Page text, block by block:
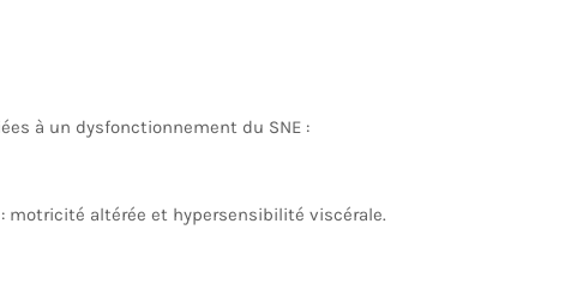
à un dysfonctionnement du SNE :
: motricité altérée et hypersensibilité viscérale.